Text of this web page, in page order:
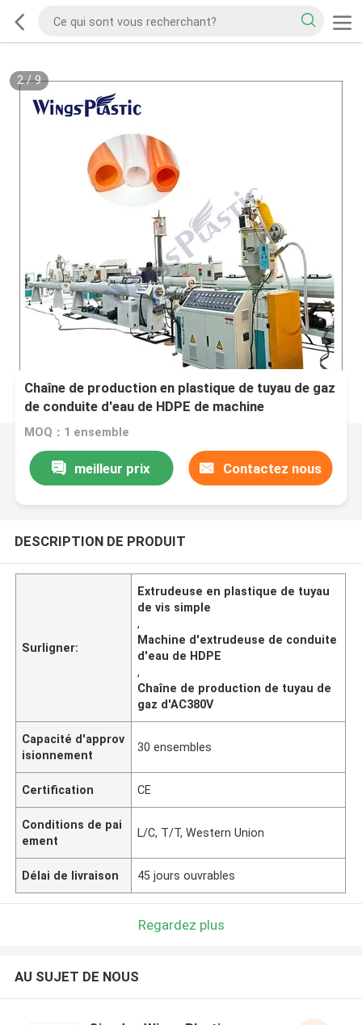
2/9
Chaîne de production en plastique de tuyau de gaz
de conduite d'eau de HDPE de machine
d'extrudeuse de tuyau de vis simple
MOQ：1 ensemble
meilleur prix Contactez nous
DESCRIPTION DE PRODUIT
Surligner:
Extrudeuse en plastique de tuyau
de vis simple
,
Machine d'extrudeuse de conduite
d'eau de HDPE
,
Chaîne de production de tuyau de
gaz d'AC380V
Capacité d'approv
isionnement
30 ensembles
Certification CE
Conditions de pai
ement
L/C, T/T, Western Union
Délai de livraison 45 jours ouvrables
Regardez plus
AU SUJET DE NOUS